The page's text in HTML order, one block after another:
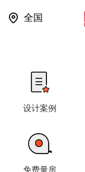
全国
设计案例
免费量房